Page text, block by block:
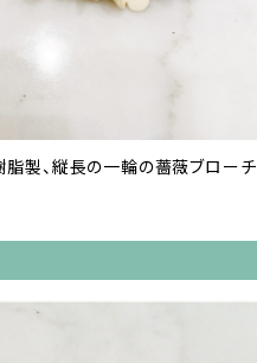
製、縦長の一輪の薔薇ブローチ